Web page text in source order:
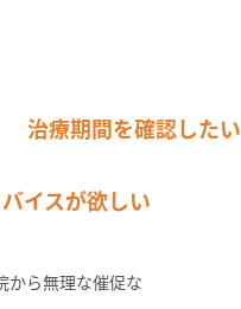
治療期間を確認したい
イスが欲しい
から無理な催促な